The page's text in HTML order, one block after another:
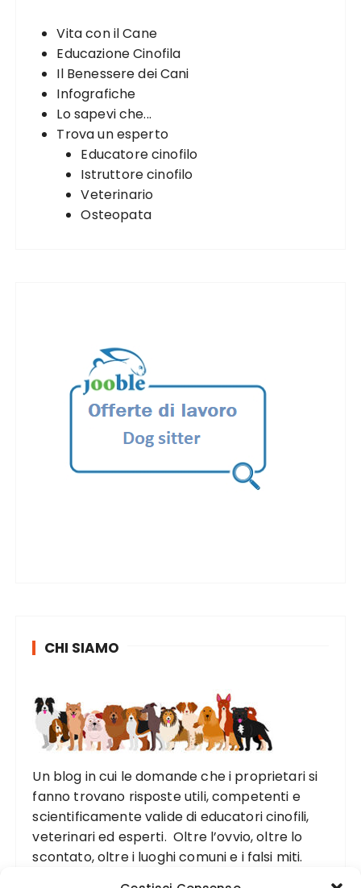
Vita con il Cane
Educazione Cinofila
Il Benessere dei Cani
Infografiche
Lo sapevi che...
Trova un esperto
Educatore cinofilo
Istruttore cinofilo
Veterinario
Osteopata
CHI SIAMO
Un blog in cui le domande che i proprietari si
fanno trovano risposte utili, competenti e
scientificamente valide di educatori cinofili,
veterinari ed esperti. Oltre l’ovvio, oltre lo
scontato, oltre i luoghi comuni e i falsi miti.